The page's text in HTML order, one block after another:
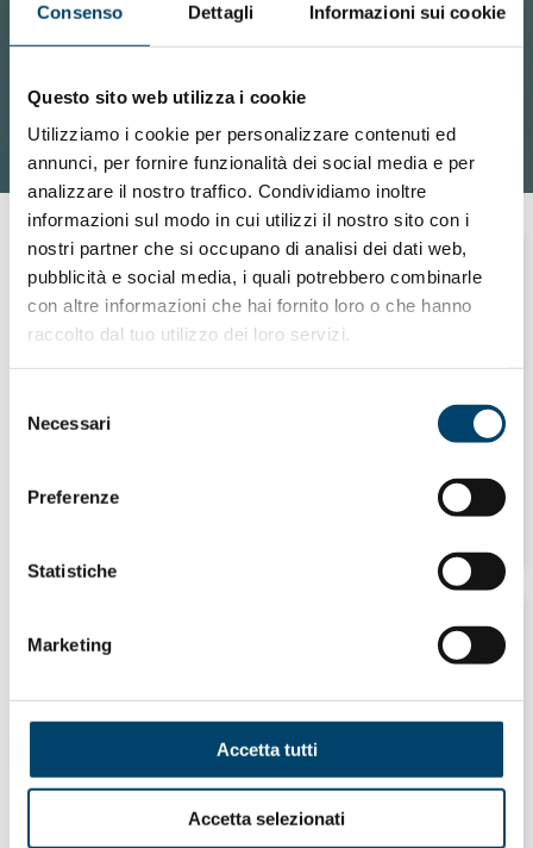
Consenso Dettagli Informazioni sui cookie
Questo sito web utilizza i cookie
Utilizziamo i cookie per personalizzare contenuti ed
annunci, per fornire funzionalità dei social media e per
analizzare il nostro traffico. Condividiamo inoltre
informazioni sul modo in cui utilizzi il nostro sito con i
nostri partner che si occupano di analisi dei dati web,
pubblicità e social media, i quali potrebbero combinarle
con altre informazioni che hai fornito loro o che hanno
raccolto dal tuo utilizzo dei loro servizi.
delNecessari
Preferenze
Statistiche
Marketing
Accetta tutti
Accetta selezionati
ONDA PER IL SISTEMA SANITARIO ONDA PER LE DONNE
L’OSSERVATORIO NAZIONALE SULLA
SALUTE DELLA DONNA E DI GENERE
Tumore mammella e ovaio. Il 10% è
dovuto a trasmissione ereditaria. Ecco
le indicazioni Aiom per prevenirli
nelle donne a rischio